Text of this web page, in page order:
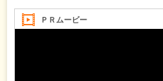
ＰＲムービー